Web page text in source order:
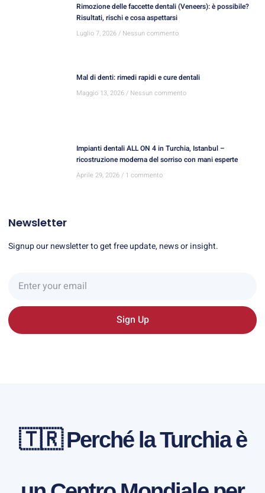
Rimozione delle faccette dentali (Veneers): è possibile?
Risultati, rischi e cosa aspettarsi
Luglio 7, 2026 Nessun commento
Mal di denti: rimedi rapidi e cure dentali
Maggio 13, 2026 Nessun commento
Impianti dentali ALL ON 4 in Turchia, Istanbul –
ricostruzione moderna del sorriso con mani esperte
Aprile 29, 2026 1 commento
Newsletter
Signup our newsletter to get free update, news or insight.
Sign Up
🇹🇷 Perché la Turchia è